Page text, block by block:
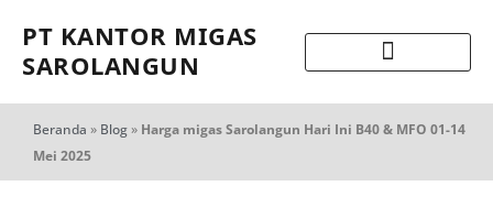
PT KANTOR MIGAS
SAROLANGUN
Beranda » Blog» Harga migas Sarolangun Hari Ini B40 & MFO 01-14
Mei 2025